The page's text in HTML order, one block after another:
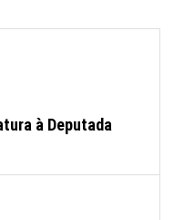
à Deputada